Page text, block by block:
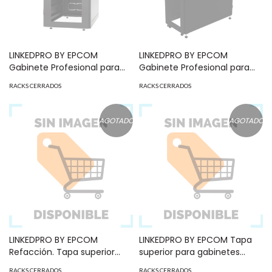
LINKEDPRO BY EPCOM
Gabinete Profesional para
24UR, 600 mm de Ancho x
1000 mm de Profundidad.
MOD: LP60-100-24U
RACKS CERRADOS
LINKEDPRO BY EPCOM
Gabinete Profesional para
37UR, 600 mm de Ancho x
1200 mm de Profundidad.
MOD: LP-60120-37U-R2
RACKS CERRADOS
AGOTADO
LINKEDPRO BY EPCOM
Refacción. Tapa superior
RACKS CERRADOS
AGOTADO
LINKEDPRO BY EPCOM Tapa
superior para gabinetes
RACKS CERRADOS